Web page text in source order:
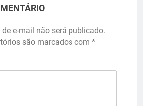
de e-mail não será publicado.
são marcados com *